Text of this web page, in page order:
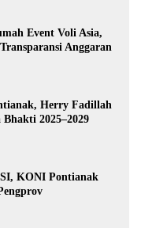
Event Voli Asia,
Anggaran
Herry Fadillah
2025–2029
KONI Pontianak